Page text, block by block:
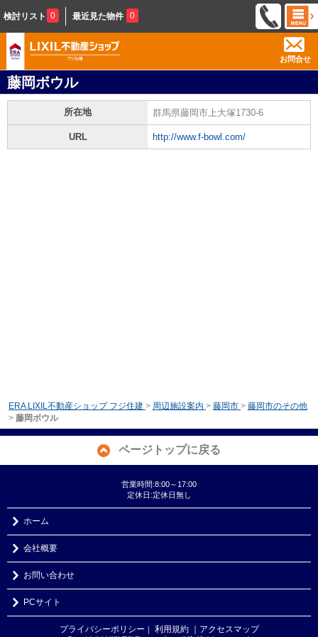
検討リスト 0 最近見た物件 0
お問合せ
藤岡ボウル
所在地 群馬県藤岡市上大塚1730-6
URL http://www.f-bowl.com/
ERA LIXIL不動産ショップ フジ住建 > 周辺施設案内 > 藤岡市 > 藤岡市のその他
> 藤岡ボウル
ページトップに戻る
営業時間:8:00～17:00
定休日:定休日無し
ホーム
会社概要
お問い合わせ
PCサイト
プライバシーポリシー ｜ 利用規約 ｜アクセスマップ